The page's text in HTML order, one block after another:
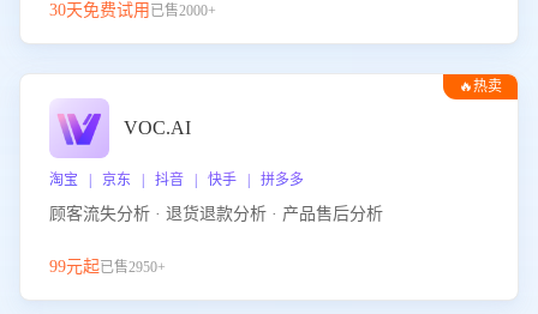
30天免费试用 已售2000+
🔥热卖
VOC.AI
淘宝 | 京东 | 抖音 | 快手 | 拼多多
顾客流失分析 · 退货退款分析 · 产品售后分析
99元起已售2950+